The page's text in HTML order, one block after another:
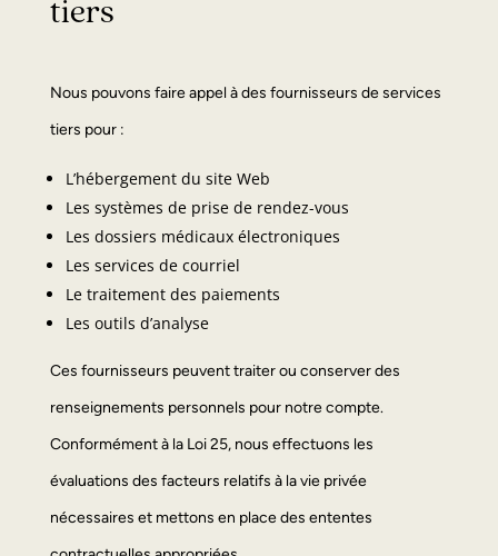
tiers
Nous pouvons faire appel à des fournisseurs de services
tiers pour :
L’hébergement du site Web
Les systèmes de prise de rendez-vous
Les dossiers médicaux électroniques
Les services de courriel
Le traitement des paiements
Les outils d’analyse
Ces fournisseurs peuvent traiter ou conserver des
renseignements personnels pour notre compte.
Conformément à la Loi 25, nous effectuons les
évaluations des facteurs relatifs à la vie privée
nécessaires et mettons en place des ententes